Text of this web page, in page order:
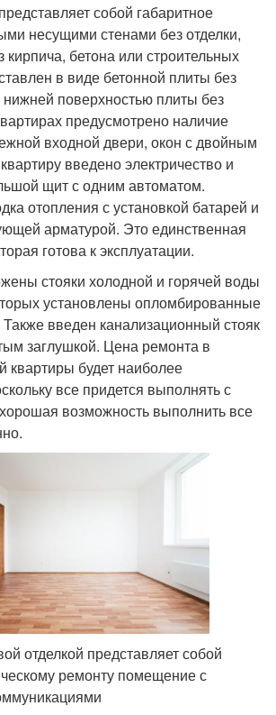
собой габаритное
несущими стенами без отделки,
бетона или строительных
в виде бетонной плиты без
нижней поверхностью плиты без
предусмотрено наличие
входной двери, окон с двойным
введено электричество и
щит с одним автоматом.
отопления с установкой батарей и
арматурой. Это единственная
готова к эксплуатации.
стояки холодной и горячей воды
установлены опломбированные
Также введен канализационный стояк
заглушкой. Цена ремонта в
квартиры будет наиболее
все придется выполнять с
возможность выполнить все
отделкой представляет собой
ремонту помещение с